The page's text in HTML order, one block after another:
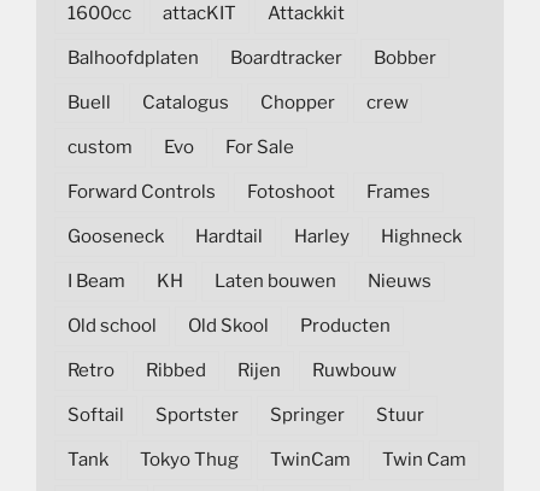
1600cc attacKIT Attackkit
Balhoofdplaten Boardtracker Bobber
Buell Catalogus Chopper crew
custom Evo For Sale
Forward Controls Fotoshoot Frames
Gooseneck Hardtail Harley Highneck
I Beam KH Laten bouwen Nieuws
Old school Old Skool Producten
Retro Ribbed Rijen Ruwbouw
Softail Sportster Springer Stuur
Tank Tokyo Thug TwinCam Twin Cam